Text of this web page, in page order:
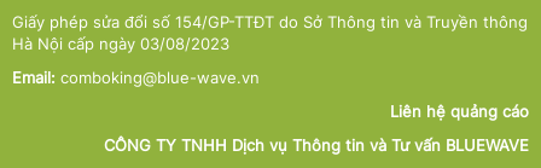
Giấy phép sửa đổi số 154/GP-TTĐT do Sở Thông tin và Truyền thông
Hà Nội cấp ngày 03/08/2023
Email: comboking@blue-wave.vn
Liên hệ quảng cáo
CÔNG TY TNHH Dịch vụ Thông tin và Tư vấn BLUEWAVE